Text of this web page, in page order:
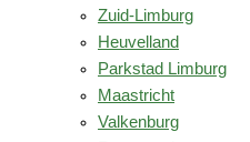
Zuid-Limburg
Heuvelland
Parkstad Limburg
Maastricht
Valkenburg